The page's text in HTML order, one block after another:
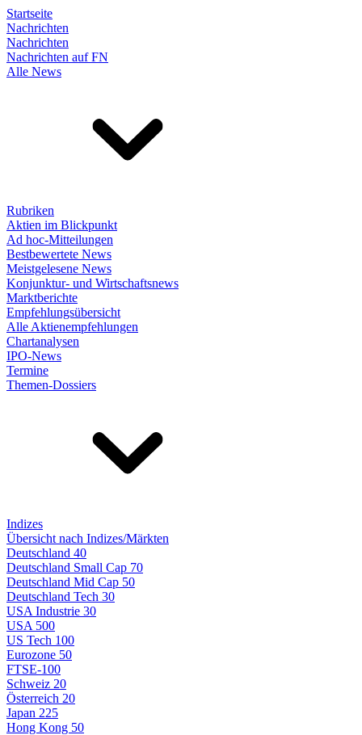
Startseite
Nachrichten
Nachrichten
Nachrichten auf FN
Alle News
Rubriken
Aktien im Blickpunkt
Ad hoc-Mitteilungen
Bestbewertete News
Meistgelesene News
Konjunktur- und Wirtschaftsnews
Marktberichte
Empfehlungsübersicht
Alle Aktienempfehlungen
Chartanalysen
IPO-News
Termine
Themen-Dossiers
Indizes
Übersicht nach Indizes/Märkten
Deutschland 40
Deutschland Small Cap 70
Deutschland Mid Cap 50
Deutschland Tech 30
USA Industrie 30
USA 500
US Tech 100
Eurozone 50
FTSE-100
Schweiz 20
Österreich 20
Japan 225
Hong Kong 50